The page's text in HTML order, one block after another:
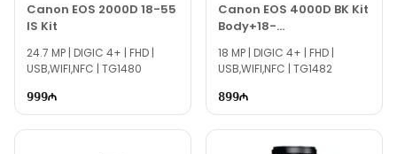
Canon EOS 2000D 18-55
IS Kit
24.7 MP | DIGIC 4+ | FHD |
USB,WIFI,NFC | TG1480
999
Canon EOS 4000D BK Kit
Body+18-
55mm+SB130+16GB
18 MP | DIGIC 4+ | FHD |
USB,WIFI,NFC | TG1482
899